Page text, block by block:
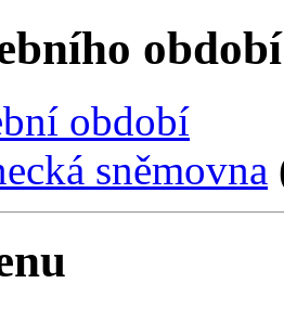
období
období
sněmovna